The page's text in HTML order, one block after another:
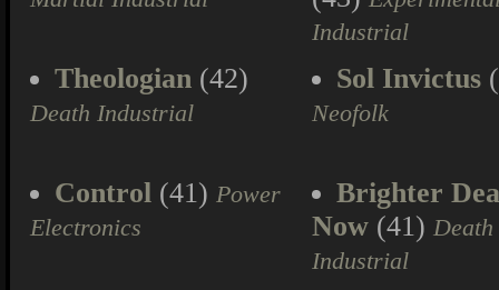
Industrial
Theologian (42)
Death Industrial
Sol Invictus
Neofolk
Control (41) Power
Electronics
Brighter
Now (41) Death
Industrial